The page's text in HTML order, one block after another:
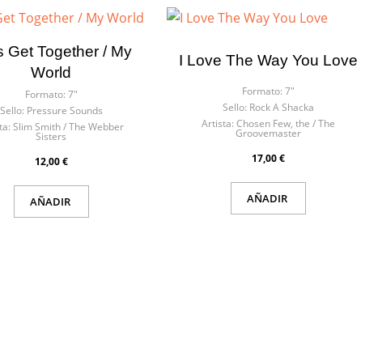
Get Together / My
World
Formato: 7"
Sello: Pressure Sounds
Slim Smith / The Webber
Sisters
12,00 €
AÑADIR
I Love The Way You Love
Formato: 7"
Sello: Rock A Shacka
Artista: Chosen Few, the / The
Groovemaster
17,00 €
AÑADIR